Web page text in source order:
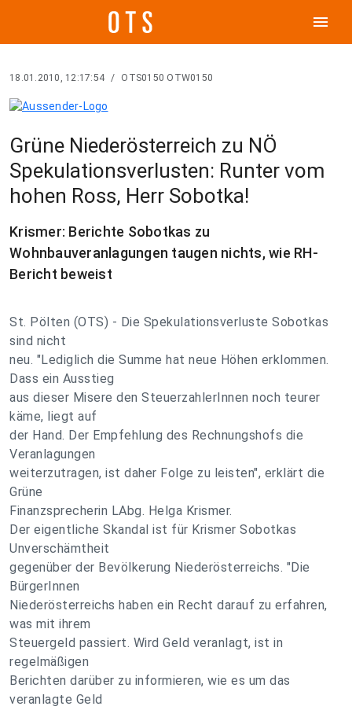
menu
18.01.2010, 12:17:54 / OTS0150 OTW0150
Grüne Niederösterreich zu NÖ
Spekulationsverlusten: Runter vom
hohen Ross, Herr Sobotka!
Krismer: Berichte Sobotkas zu
Wohnbauveranlagungen taugen nichts, wie RH-
Bericht beweist
St. Pölten (OTS) - Die Spekulationsverluste Sobotkas
sind nicht
neu. "Lediglich die Summe hat neue Höhen erklommen.
Dass ein Ausstieg
aus dieser Misere den SteuerzahlerInnen noch teurer
käme, liegt auf
der Hand. Der Empfehlung des Rechnungshofs die
Veranlagungen
weiterzutragen, ist daher Folge zu leisten", erklärt die
Grüne
Finanzsprecherin LAbg. Helga Krismer.
Der eigentliche Skandal ist für Krismer Sobotkas
Unverschämtheit
gegenüber der Bevölkerung Niederösterreichs. "Die
BürgerInnen
Niederösterreichs haben ein Recht darauf zu erfahren,
was mit ihrem
Steuergeld passiert. Wird Geld veranlagt, ist in
regelmäßigen
Berichten darüber zu informieren, wie es um das
veranlagte Geld